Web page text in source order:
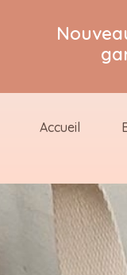
Accueil